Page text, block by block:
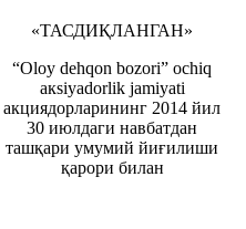
«ТАСДИҚЛАНГАН»
“Oloy dehqon bozori” ochiq
aкsiyadorlik jamiyati
акциядорларининг 2014 йил
30 июлдаги навбатдан
ташқари умумий йиғилиши
қарори билан